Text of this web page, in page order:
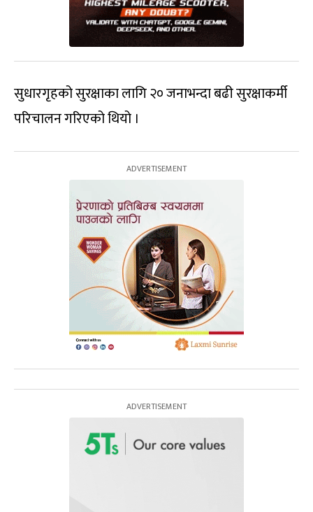
सुधारगृहको सुरक्षाका लागि २० जनाभन्दा बढी सुरक्षाकर्मी
परिचालन गरिएको थियो ।